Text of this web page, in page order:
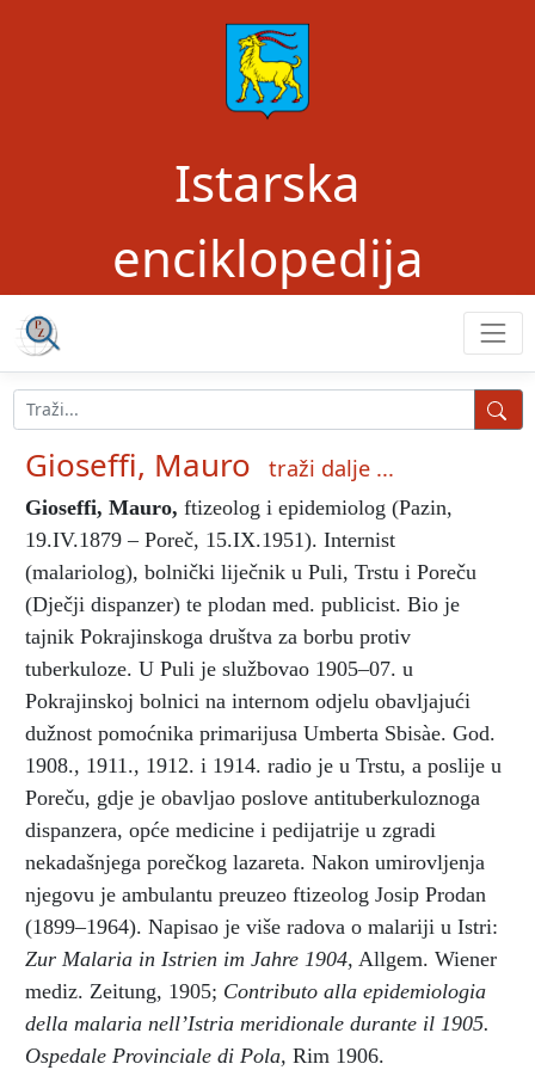
Istarska
enciklopedija
Gioseffi, Mauro traži dalje ...
Gioseffi, Mauro, ftizeolog i epidemiolog (Pazin,
19.IV.1879 – Poreč, 15.IX.1951). Internist
(malariolog), bolnički liječnik u Puli, Trstu i Poreču
(Dječji dispanzer) te plodan med. publicist. Bio je
tajnik Pokrajinskoga društva za borbu protiv
tuberkuloze. U Puli je službovao 1905–07. u
Pokrajinskoj bolnici na internom odjelu obavljajući
dužnost pomoćnika primarijusa Umberta Sbisàe. God.
1908., 1911., 1912. i 1914. radio je u Trstu, a poslije u
Poreču, gdje je obavljao poslove antituberkuloznoga
dispanzera, opće medicine i pedijatrije u zgradi
nekadašnjega porečkog lazareta. Nakon umirovljenja
njegovu je ambulantu preuzeo ftizeolog Josip Prodan
(1899–1964). Napisao je više radova o malariji u Istri:
Zur Malaria in Istrien im Jahre 1904, Allgem. Wiener
mediz. Zeitung, 1905; Contributo alla epidemiologia
della malaria nell’Istria meridionale durante il 1905.
Ospedale Provinciale di Pola, Rim 1906.